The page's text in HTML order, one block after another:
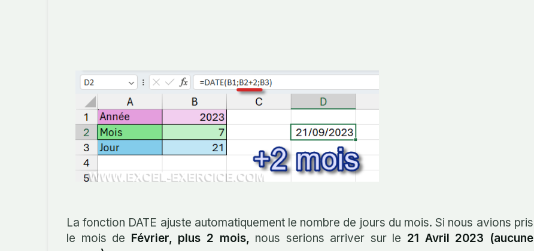
La fonction DATE ajuste automatiquement le nombre de jours du mois. Si nous avions pris
le mois de Février, plus 2 mois, nous serions arriver sur le 21 Avril 2023 (aucune